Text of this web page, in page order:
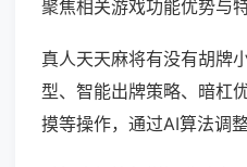
聚焦相关游戏功能优势与特
真人天天麻将有没有胡牌
型、智能出牌策略、暗杠
摸等操作，通过AI算法调